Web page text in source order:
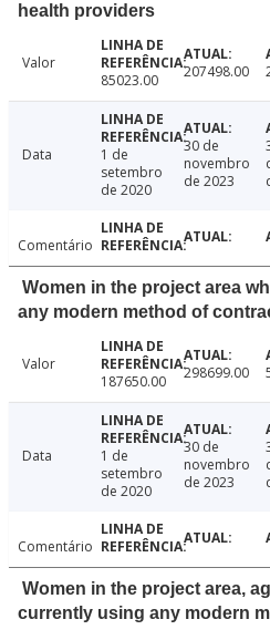
health providers
Valor
85023.00
207498.00
Data
1 de
setembro
de 2020
30 de
novembro
de 2023
Comentário
Women in the project area
any modern method of
Valor
187650.00
298699.00
Data
1 de
setembro
de 2020
30 de
novembro
de 2023
Comentário
Women in the project area,
currently using any modern